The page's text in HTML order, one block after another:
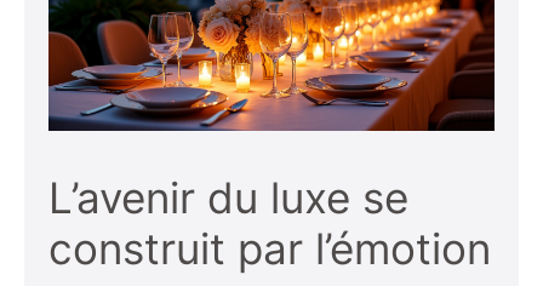
L’avenir du luxe se
construit par l’émotion